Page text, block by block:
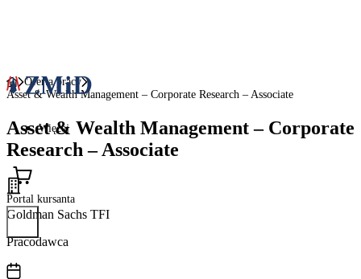
Więcej
Portal kursanta
Oferta pracy
Asset & Wealth Management – Corporate Research – Associate
Asset & Wealth Management – Corporate
Research – Associate
Goldman Sachs TFI
Pracodawca